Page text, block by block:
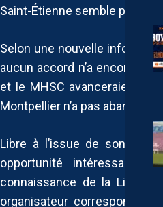
Saint-Étienne semble prendre
Selon une nouvelle
aucun accord n’a encore
et le MHSC avanceraient
Montpellier n’a pas
Libre à l’issue de son
opportunité intéressante
connaissance de la Ligue
organisateur correspondent